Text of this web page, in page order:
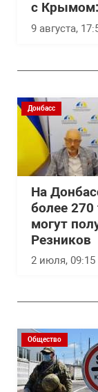
с Крымом:
9 августа,
Донбасс
На
более
могут
Резников
2 июля, 09:15
Общество